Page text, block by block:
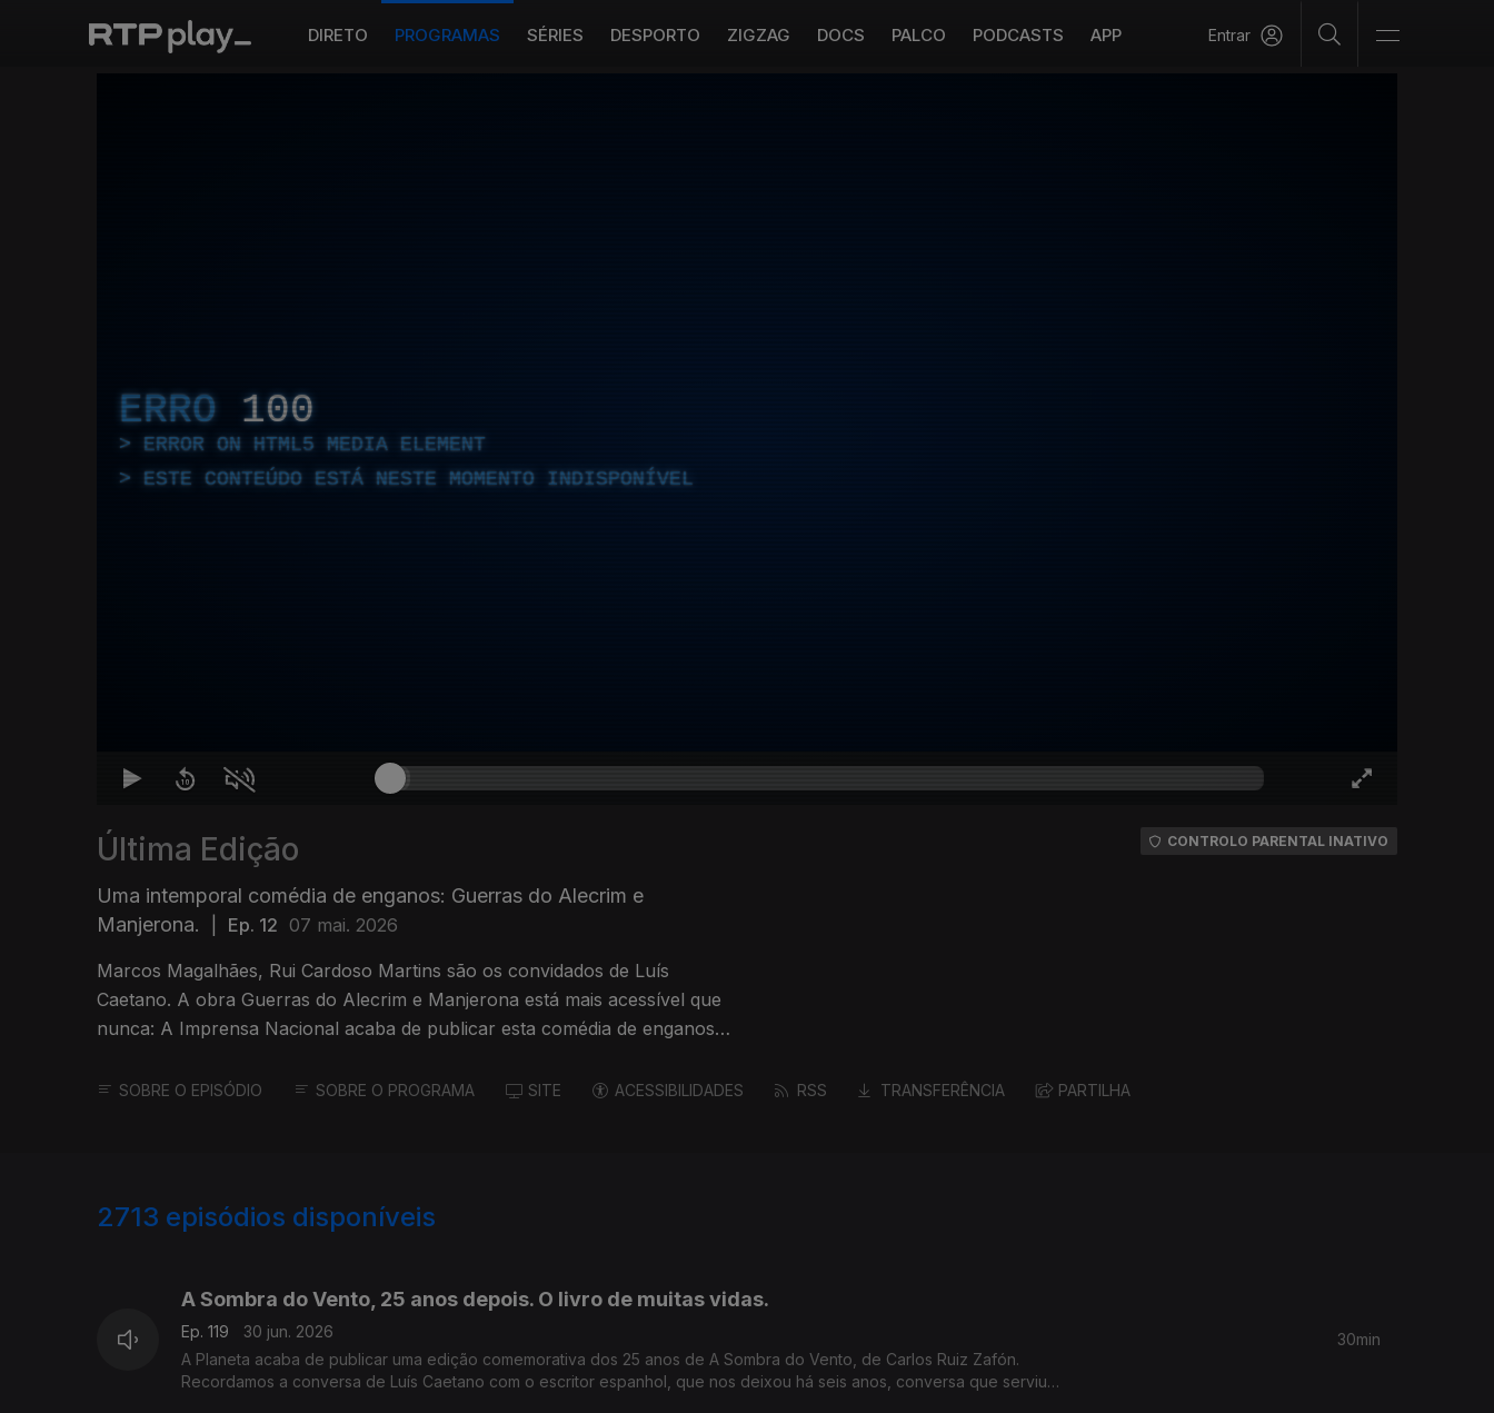
DIRETO PROGRAMAS SÉRIES DESPORTO ZIGZAG DOCS PALCO PODCASTS APP Entrar
ERRO 100
ERROR ON HTML5 MEDIA ELEMENT
ESTE CONTEÚDO ESTÁ NESTE MOMENTO INDISPONÍVEL
Última Edição
Uma intemporal comédia de enganos: Guerras do Alecrim e
Manjerona.
Ep. 12 07 mai. 2026
Marcos Magalhães, Rui Cardoso Martins são os convidados de Luís
Caetano. A obra Guerras do Alecrim e Manjerona está mais acessível que
nunca: A Imprensa Nacional acaba de publicar esta comédia de enganos,
Tejo.
CONTROLO PARENTAL INATIVO
SOBRE O EPISÓDIO SOBRE O PROGRAMA SITE ACESSIBILIDADES RSS TRANSFERÊNCIA PARTILHA
2713 episódios disponíveis
A Sombra do Vento, 25 anos depois. O livro de muitas vidas.
Ep. 119
30 jun. 2026
A Planeta acaba de publicar uma edição comemorativa dos 25 anos de A Sombra do Vento, de Carlos Ruiz Zafón.
Recordamos a conversa de Luís Caetano com o escritor espanhol, que nos deixou há seis anos, conversa que serviu
30min